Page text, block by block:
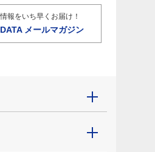
報をいち早くお届け！
メールマガジン